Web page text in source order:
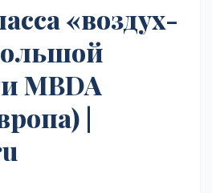
«воздух-
MBDA
|